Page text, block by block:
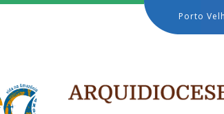
Porto